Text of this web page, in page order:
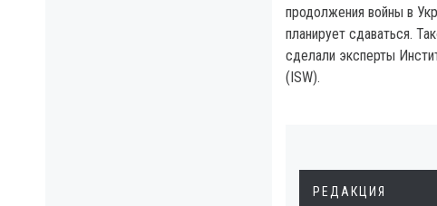
продолжения войны в
планирует сдаваться.
сделали эксперты
(ISW).
РЕДАКЦИЯ